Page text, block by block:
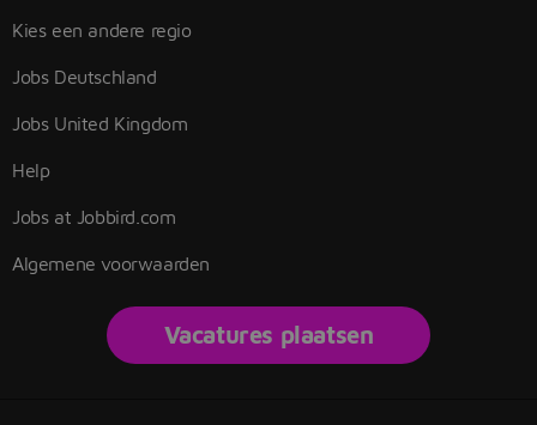
Kies een andere regio
Jobs Deutschland
Jobs United Kingdom
Help
Jobs at Jobbird.com
Algemene voorwaarden
Vacatures plaatsen